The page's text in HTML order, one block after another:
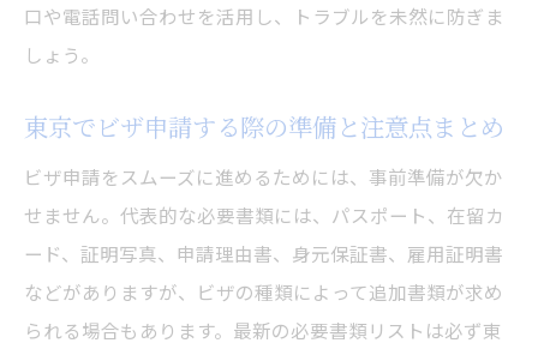
東京都の相談窓口を賢く使ったビザ申請の
ビザ申請時の東京都の相談窓口活用術と問
い合わせ先
東京でビザ申請の不安を相談窓口で解消す
るコツ
ビザ申請の相談は東京都の窓口で安心解決
口や電話問い合わせを活用し、トラブルを未然に防ぎま
しょう。
東京でビザ申請する際の準備と注意点まとめ
ビザ申請をスムーズに進めるためには、事前準備が欠か
せません。代表的な必要書類には、パスポート、在留カ
ード、証明写真、申請理由書、身元保証書、雇用証明書
などがありますが、ビザの種類によって追加書類が求め
られる場合もあります。最新の必要書類リストは必ず東